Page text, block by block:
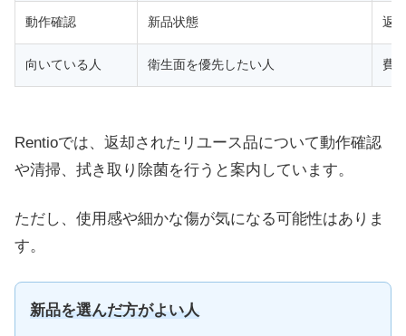
動作確認 新品状態 返
向いている人 衛生面を優先したい人 費
Rentioでは、返却されたリユース品について動作確認
や清掃、拭き取り除菌を行うと案内しています。
ただし、使用感や細かな傷が気になる可能性はありま
す。
新品を選んだ方がよい人